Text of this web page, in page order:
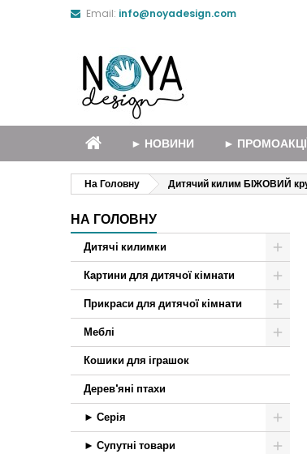
Email: info@noyadesign.com
► НОВИНИ ►
На Головну Дитячий килим БІЖОВИЙ
НА ГОЛОВНУ
Дитячі килимки
Картини для дитячої кімнати
Прикраси для дитячої кімнати
Меблі
Кошики для іграшок
Дерев'яні птахи
► Серія
► Супутні товари